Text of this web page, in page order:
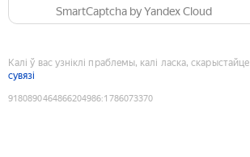
SmartCaptcha by Yandex Cloud
Калі ў вас узніклі праблемы, калі ласка, скарыстайце
сувязі
9180890464866204986:1786073370